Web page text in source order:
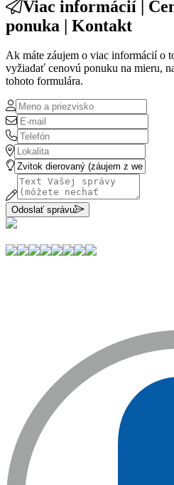
Viac informácií |
ponuka | Kontakt
Ak máte záujem o viac informácií o
vyžiadať cenovú ponuku na mieru,
tohoto formulára.
Odoslať správu